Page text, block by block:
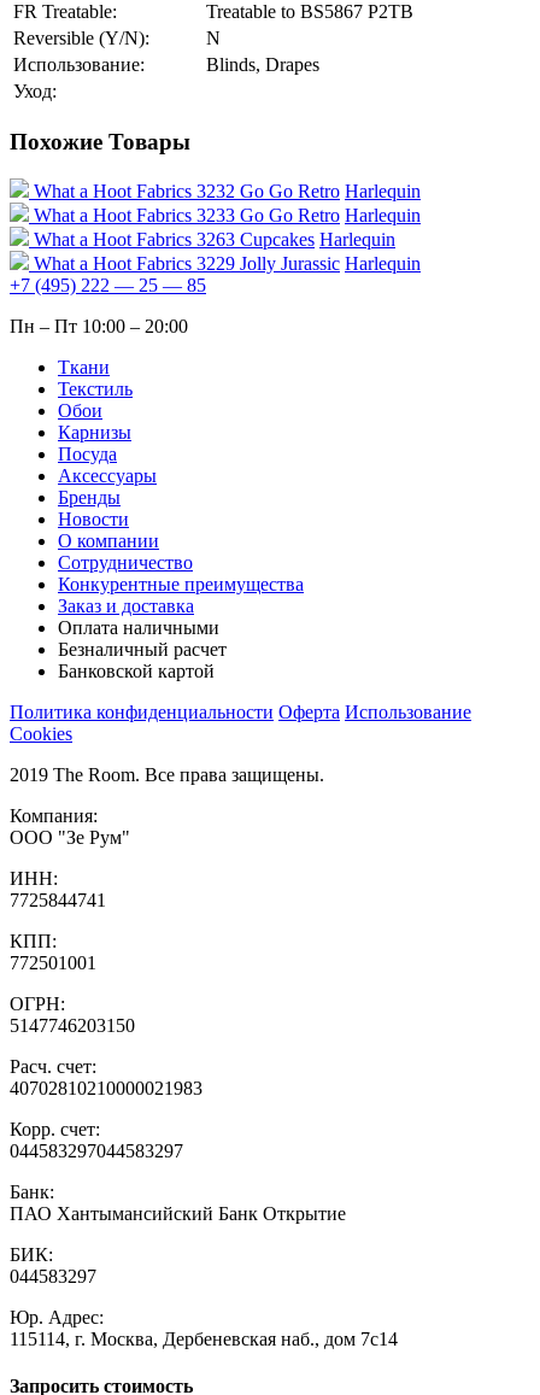
FR Treatable:
Treatable to BS5867 P2TB
Reversible (Y/N):
N
Использование:
Blinds, Drapes
Уход:
Похожие Товары
What a Hoot Fabrics 3232 Go Go Retro Harlequin
What a Hoot Fabrics 3233 Go Go Retro Harlequin
What a Hoot Fabrics 3263 Cupcakes Harlequin
What a Hoot Fabrics 3229 Jolly Jurassic Harlequin
+7 (495) 222 — 25 — 85
Пн – Пт 10:00 – 20:00
Ткани
Текстиль
Обои
Карнизы
Посуда
Аксессуары
Бренды
Новости
О компании
Сотрудничество
Конкурентные преимущества
Заказ и доставка
Оплата наличными
Безналичный расчет
Банковской картой
Политика конфиденциальности Оферта Использование
Cookies
2019 The Room. Все права защищены.
Компания:
ООО "Зе Рум"
ИНН:
7725844741
КПП:
772501001
ОГРН:
5147746203150
Расч. счет:
40702810210000021983
Корр. счет:
044583297044583297
Банк:
ПАО Хантымансийский Банк Открытие
БИК:
044583297
Юр. Адрес:
115114, г. Москва, Дербеневская наб., дом 7с14
Запросить стоимость